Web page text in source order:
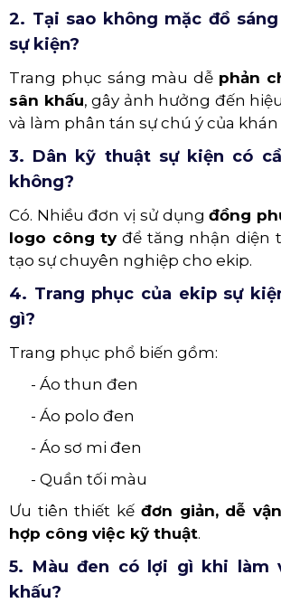
2. Tại sao không mặc đồ
sự kiện?
Trang phục sáng màu dễ phản
sân khấu, gây ảnh hưởng đến
và làm phân tán sự chú ý của khán
3. Dân kỹ thuật sự kiện có
không?
Có. Nhiều đơn vị sử dụng đồng
logo công tyđể tăng nhận diện
tạo sự chuyên nghiệp cho ekip.
4. Trang phục của ekip sự
gì?
Trang phục phổ biến gồm:
- Áo thun đen
- Áo polo đen
- Áo sơ mi đen
- Quần tối màu
Ưu tiên thiết kế đơn giản, dễ
hợp công việc kỹ thuật.
5. Màu đen có lợi gì khi làm
khấu?